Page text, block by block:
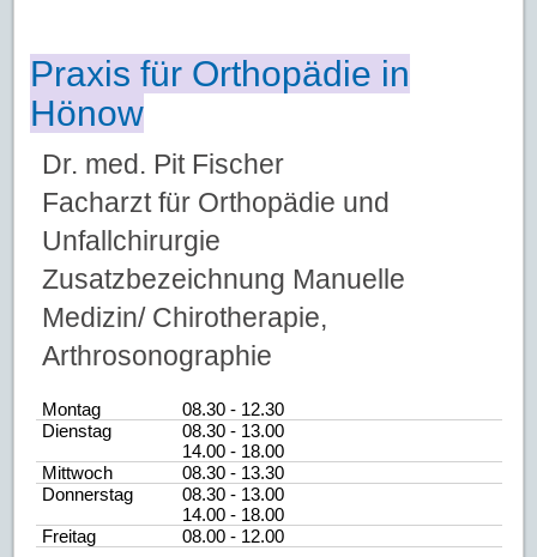
Praxis für Orthopädie in
Hönow
Dr. med. Pit Fischer
Facharzt für Orthopädie und
Unfallchirurgie
Zusatzbezeichnung Manuelle
Medizin/ Chirotherapie,
Arthrosonographie
Montag
08.30 - 12.30
Dienstag
08.30 - 13.00
14.00 - 18.00
Mittwoch
08.30 - 13.30
Donnerstag
08.30 - 13.00
14.00 - 18.00
Freitag
08.00 - 12.00